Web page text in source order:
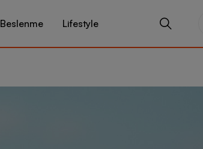
Beslenme Lifestyle